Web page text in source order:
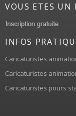
VOUS ETES UN
INFOS
Caricaturistes
Caricaturistes
Caricaturistes pours